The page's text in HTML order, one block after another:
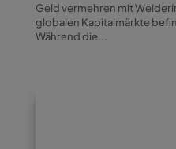
Geld vermehren mit
globalen Kapitalmärkte
Während die...